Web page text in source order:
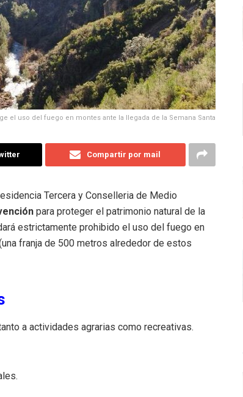
el uso del fuego en montes ante la llegada de la Semana Santa
Compartir por mail
Tercera y Conselleria de Medio
para proteger el patrimonio natural de la
estrictamente prohibido el uso del fuego en
franja de 500 metros alrededor de estos
a actividades agrarias como recreativas.